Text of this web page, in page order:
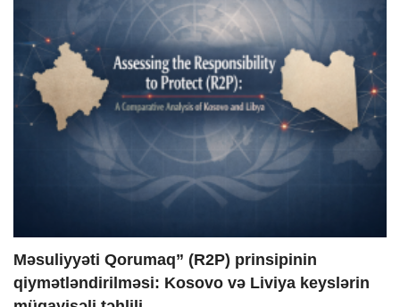
Məsuliyyəti Qorumaq” (R2P) prinsipinin
qiymətləndirilməsi: Kosovo və Liviya keyslərin